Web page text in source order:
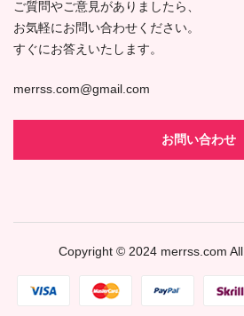
ご質問やご意見がありましたら、
お気軽にお問い合わせください。
すぐにお答えいたします。
merrss.com@gmail.com
お問い合わせ
Copyright © 2024 merrss.com